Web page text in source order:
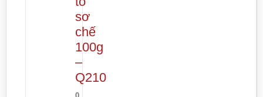
sơ
chế
100g
–
Q210